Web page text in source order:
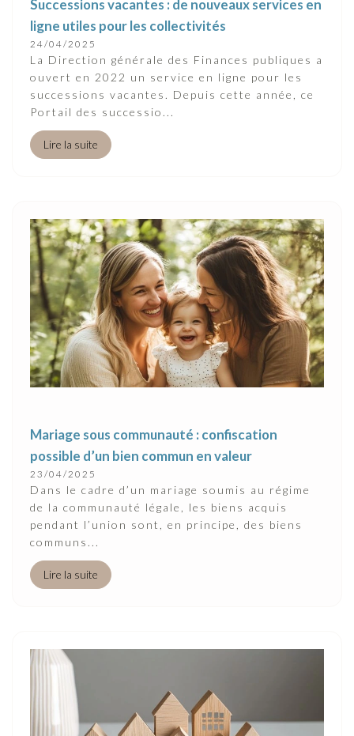
Successions vacantes : de nouveaux services en
ligne utiles pour les collectivités
24/04/2025
La Direction générale des Finances publiques a
ouvert en 2022 un service en ligne pour les
successions vacantes. Depuis cette année, ce
Portail des successio...
Lire la suite
Mariage sous communauté : confiscation
possible d’un bien commun en valeur
23/04/2025
Dans le cadre d’un mariage soumis au régime
de la communauté légale, les biens acquis
pendant l’union sont, en principe, des biens
communs...
Lire la suite